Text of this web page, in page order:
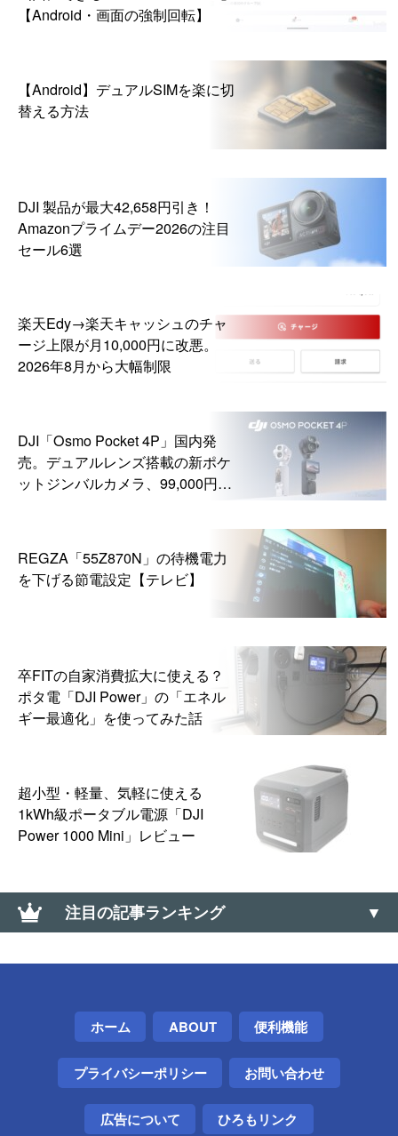
【Android・画面の強制回転】
【Android】デュアルSIMを楽に切
替える方法
DJI 製品が最大42,658円引き！
Amazonプライムデー2026の注目
セール6選
楽天Edy→楽天キャッシュのチャ
ージ上限が月10,000円に改悪。
2026年8月から大幅制限
DJI「Osmo Pocket 4P」国内発
売。デュアルレンズ搭載の新ポケ
ットジンバルカメラ、99,000円か
REGZA「55Z870N」の待機電力
を下げる節電設定【テレビ】
卒FITの自家消費拡大に使える？
ポタ電「DJI Power」の「エネル
ギー最適化」を使ってみた話
超小型・軽量、気軽に使える
1kWh級ポータブル電源「DJI
Power 1000 Mini」レビュー
注目の記事ランキング
【Windows】サウンド コントロールパネルの開き方
（サウンドの詳細設定）
【ドミノ・ピザ】Lサイズ半額クーポンが当たる「ミ
戦できる
ホーム ABOUT 便利機能
プライバシーポリシー お問い合わせ
広告について ひろもリンク